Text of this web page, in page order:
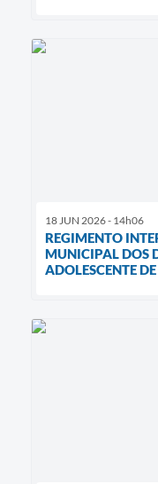
18 JUN 2026 - 14h06
REGIMENTO
MUNICIPAL DOS
ADOLESCENTE